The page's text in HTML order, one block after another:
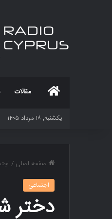
مقالات
یکشنبه, ۱۸ مرداد ۱۴۰۵
صفحه اصلی /
اجتماعی
دختر